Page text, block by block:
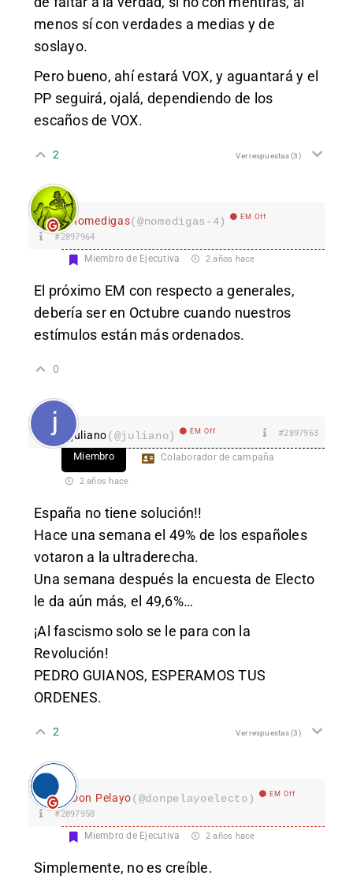
menos sí con verdades a medias y de
soslayo.
Pero bueno, ahí estará VOX, y aguantará y el
PP seguirá, ojalá, dependiendo de los
escaños de VOX.
2 Ver respuestas(3)
nomedigas(@nomedigas-4) EM Off
#2897964
Miembro de Ejecutiva 2 años hace
El próximo EM con respecto a generales,
debería ser en Octubre cuando nuestros
estímulos están más ordenados.
0
juliano(@juliano) EM Off #2897963
Miembro Colaborador de campaña
2 años hace
España no tiene solución!!
Hace una semana el 49% de los españoles
votaron a la ultraderecha.
Una semana después la encuesta de Electo
le da aún más, el 49,6%…
¡Al fascismo solo se le para con la
Revolución!
PEDRO GUIANOS, ESPERAMOS TUS
ORDENES.
2 Ver respuestas(3)
Don Pelayo(@donpelayoelecto) EM Off
#2897958
Miembro de Ejecutiva 2 años hace
Simplemente, no es creíble.